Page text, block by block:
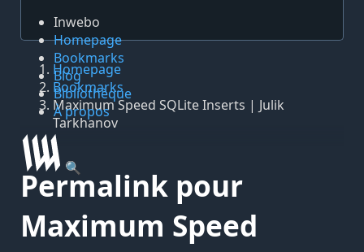
Inwebo
Homepage
Bookmarks
Blog
Bibliothèque
À propos
🔍
Homepage
Bookmarks
Maximum Speed SQLite Inserts | Julik
Tarkhanov
Permalink pour
Maximum Speed